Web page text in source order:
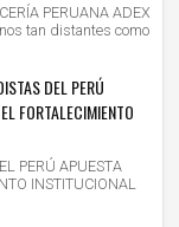
PERUANA ADEX
tan distantes como
DEL PERÚ
FORTALECIMIENTO
PERÚ APUESTA
INSTITUCIONAL